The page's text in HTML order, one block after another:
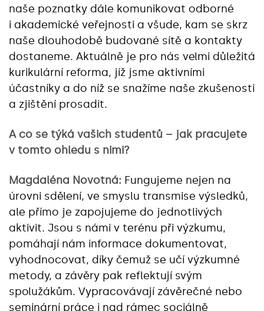
naše poznatky dále komunikovat odborné
i akademické veřejnosti a všude, kam se skrz
naše dlouhodobě budované sítě a kontakty
dostaneme. Aktuálně je pro nás velmi důležitá
kurikulární reforma, jíž jsme aktivními
účastníky a do níž se snažíme naše zkušenosti
a zjištění prosadit.
A co se týká vašich studentů – jak pracujete
v tomto ohledu s nimi?
Magdaléna Novotná: Fungujeme nejen na
úrovni sdělení, ve smyslu transmise výsledků,
ale přímo je zapojujeme do jednotlivých
aktivit. Jsou s námi v terénu při výzkumu,
pomáhají nám informace dokumentovat,
vyhodnocovat, díky čemuž se učí výzkumné
metody, a závěry pak reflektují svým
spolužákům. Vypracovávají závěrečné nebo
seminární práce i nad rámec sociálně